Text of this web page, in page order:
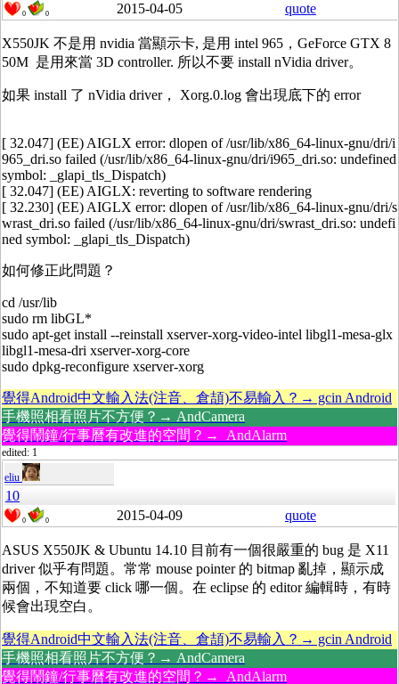
0 0 2015-04-05 quote
X550JK 不是用 nvidia 當顯示卡, 是用 intel 965，GeForce GTX 8
50M 是用來當 3D controller. 所以不要 install nVidia driver。
如果 install 了 nVidia driver， Xorg.0.log 會出現底下的 error
[ 32.047] (EE) AIGLX error: dlopen of /usr/lib/x86_64-linux-gnu/dri/i
965_dri.so failed (/usr/lib/x86_64-linux-gnu/dri/i965_dri.so: undefined
symbol: _glapi_tls_Dispatch)
[ 32.047] (EE) AIGLX: reverting to software rendering
[ 32.230] (EE) AIGLX error: dlopen of /usr/lib/x86_64-linux-gnu/dri/s
wrast_dri.so failed (/usr/lib/x86_64-linux-gnu/dri/swrast_dri.so: undefi
ned symbol: _glapi_tls_Dispatch)
如何修正此問題？
cd /usr/lib
sudo rm libGL*
sudo apt-get install --reinstall xserver-xorg-video-intel libgl1-mesa-glx
libgl1-mesa-dri xserver-xorg-core
sudo dpkg-reconfigure xserver-xorg
覺得Android中文輸入法(注音、倉頡)不易輸入？→ gcin Android
手機照相看照片不方便？→ AndCamera
覺得鬧鐘/行事曆有改進的空間？→ AndAlarm
edited: 1
eliu
10
0 0 2015-04-09 quote
ASUS X550JK & Ubuntu 14.10 目前有一個很嚴重的 bug 是 X11
driver 似乎有問題。常常 mouse pointer 的 bitmap 亂掉，顯示成
兩個，不知道要 click 哪一個。在 eclipse 的 editor 編輯時，有時
候會出現空白。
覺得Android中文輸入法(注音、倉頡)不易輸入？→ gcin Android
手機照相看照片不方便？→ AndCamera
覺得鬧鐘/行事曆有改進的空間？→ AndAlarm